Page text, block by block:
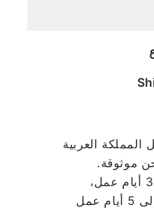
العربية
موثوقة.
يتم تجهيز الطلب خلال 1-3 أيام عمل،
ويستغرق التوصيل من 2 إلى 5 أيام عمل